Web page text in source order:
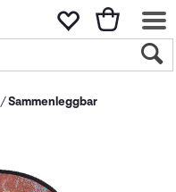
Sammenleggbar